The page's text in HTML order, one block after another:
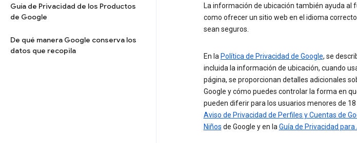
Guía de Privacidad de los Productos
de Google
De qué manera Google conserva los
datos que recopila
La información de ubicación también ayuda al
como ofrecer un sitio web en el idioma
sean seguros.
En la Política de Privacidad de Google, se
incluida la información de ubicación, cuando
página, se proporcionan detalles adicionales
Google y cómo puedes controlar la forma en
pueden diferir para los usuarios menores de
Aviso de Privacidad de Perfiles y Cuentas de
Niños de Google y en la Guía de Privacidad